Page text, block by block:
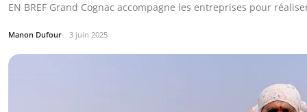
EN BREF Grand Cognac accompagne les entreprises pour
Manon Dufour 3 juin 2025